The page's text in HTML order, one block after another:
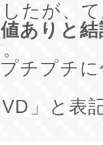
たが、
ありと
チプチ
」と表